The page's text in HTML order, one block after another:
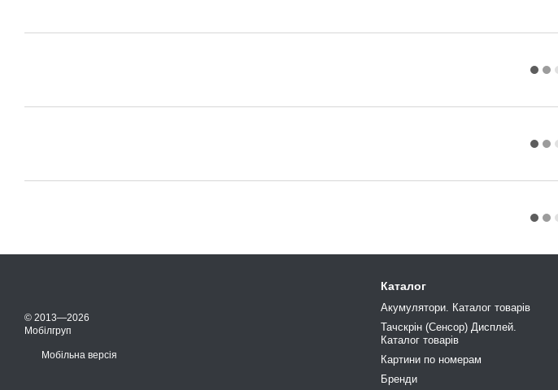
© 2013—2026
Мобілгруп
Мобільна версія
Каталог
Акумулятори. Каталог товарів
Тачскрін (Сенсор) Дисплей.
Каталог товарів
Картини по номерам
Бренди